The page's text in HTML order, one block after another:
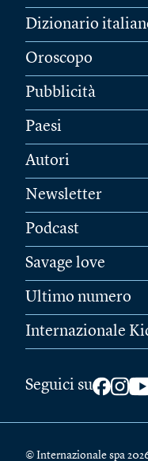
Dizionario
Oroscopo
Pubblicità
Paesi
Autori
Newsletter
Podcast
Savage love
Ultimo numero
Internazionale
Seguici su
© Internazionale spa